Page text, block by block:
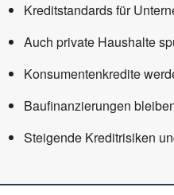
Kreditstandards für
Auch private Haushalte
Konsumentenkredite
Baufinanzierungen
Steigende Kreditrisiken